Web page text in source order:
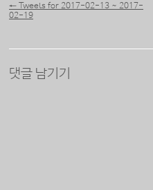
← Tweets for 2017-02-13 ~ 2017-
02-19
댓글 남기기